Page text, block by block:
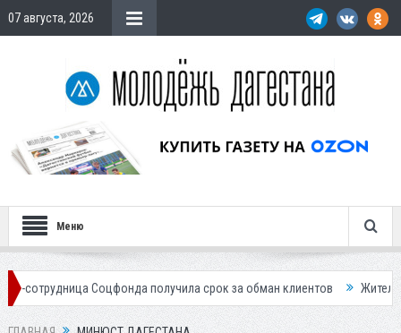
07 августа, 2026
Меню
получила срок за обман клиентов Жителей Дагестана